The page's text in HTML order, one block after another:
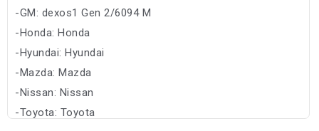
-GM: dexos1 Gen 2/6094 M
-Honda: Honda
-Hyundai: Hyundai
-Mazda: Mazda
-Nissan: Nissan
-Toyota: Toyota